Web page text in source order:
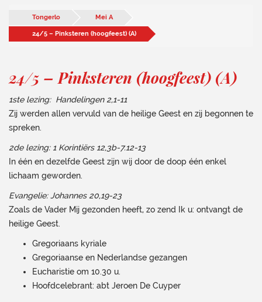
Tongerlo Mei A
24/5 – Pinksteren (hoogfeest) (A)
24/5 – Pinksteren (hoogfeest) (A)
1ste lezing: Handelingen 2,1-11
Zij werden allen vervuld van de heilige Geest en zij begonnen te
spreken.
2de lezing: 1 Korintiërs 12,3b-7.12-13
In één en dezelfde Geest zijn wij door de doop één enkel
lichaam geworden.
Evangelie: Johannes 20,19-23
Zoals de Vader Mij gezonden heeft, zo zend Ik u: ontvangt de
heilige Geest.
Gregoriaans kyriale
Gregoriaanse en Nederlandse gezangen
Eucharistie om 10.30 u.
Hoofdcelebrant: abt Jeroen De Cuyper